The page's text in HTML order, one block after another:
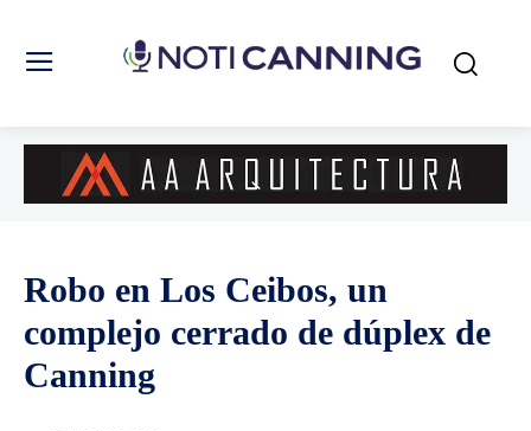
Robo en Los Ceibos, un
complejo cerrado de dúplex de
Canning